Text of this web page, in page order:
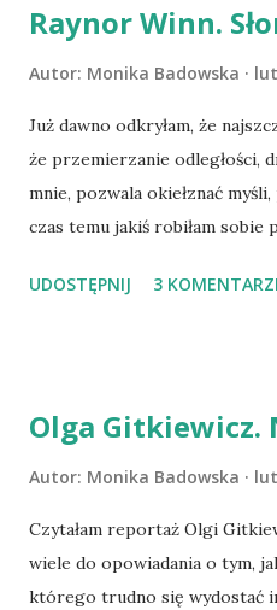
Raynor Winn.
Autor: Monika Badowska
Już dawno odkryłam, że
że przemierzanie odległości,
mnie, pozwala okiełznać
czas temu jakiś robiłam sobie
Słone ścieżki Raynor Winn,
fizycznym, ale także
sposób komunikuje mu, że
fizyczny może owo żegnanie
robią? Zainspirowani
UDOSTĘPNIJ 3
Olga Gitkiewicz.
Autor: Monika Badowska
Czytałam reportaż Olgi
wiele do opowiadania o tym,
którego trudno się wydostać